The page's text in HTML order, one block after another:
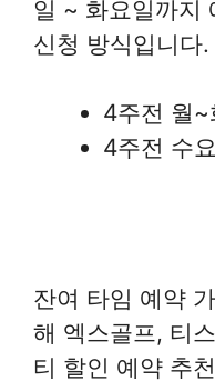
일 ~ 화요일까지
신청 방식입니다.
4주전 월~
4주전 수
잔여 타임 예약
해 엑스골프, 티
티 할인 예약 추